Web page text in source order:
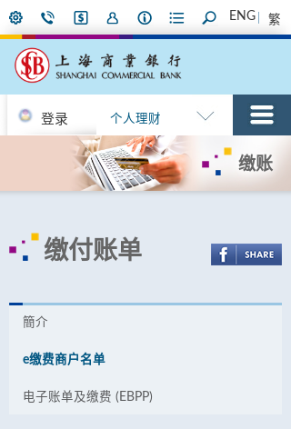
ENG 繁
登录 个人理财
缴账
缴付账单
簡介
e缴费商户名单
电子账单及缴费 (EBPP)